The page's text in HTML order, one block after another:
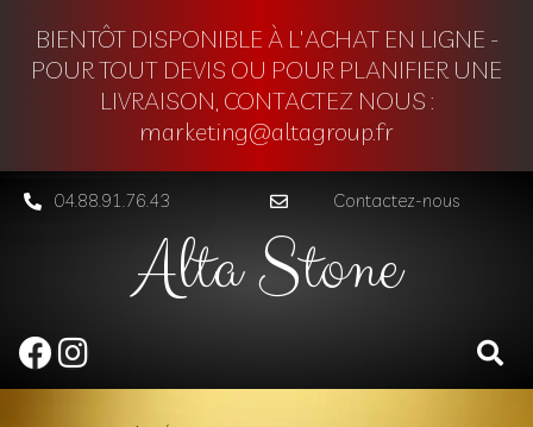
BIENTÔT DISPONIBLE À L'ACHAT EN LIGNE -
POUR TOUT DEVIS OU POUR PLANIFIER UNE
LIVRAISON, CONTACTEZ NOUS :
marketing@altagroup.fr
04.88.91.76.43 Contactez-nous
Alta Stone